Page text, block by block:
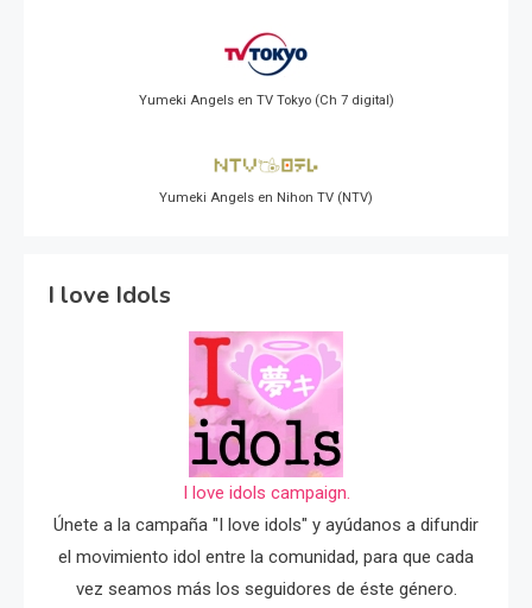
Yumeki Angels en TV Tokyo (Ch 7 digital)
Yumeki Angels en Nihon TV (NTV)
I love Idols
I love idols campaign.
Únete a la campaña "I love idols" y ayúdanos a difundir
el movimiento idol entre la comunidad, para que cada
vez seamos más los seguidores de éste género.